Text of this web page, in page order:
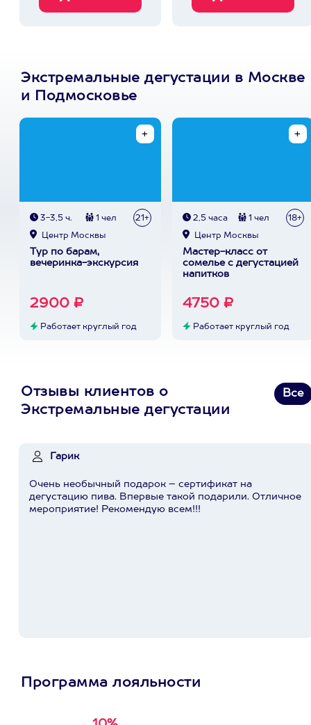
Экстремальные дегустации в Москве
и Подмосковье
3-3,5 ч. 1 чел 21+
Центр Москвы
Тур по барам,
вечеринка-экскурсия
2900 ₽
Работает круглый год
2,5 часа 1 чел 18+
Центр Москвы
Мастер-класс от
сомелье с дегустацией
напитков
4750 ₽
Работает круглый год
Отзывы клиентов о
Экстремальные дегустации
Все
Гарик
Очень необычный подарок – сертификат на
дегустацию пива. Впервые такой подарили. Отличное
мероприятие! Рекомендую всем!!!
Программа лояльности